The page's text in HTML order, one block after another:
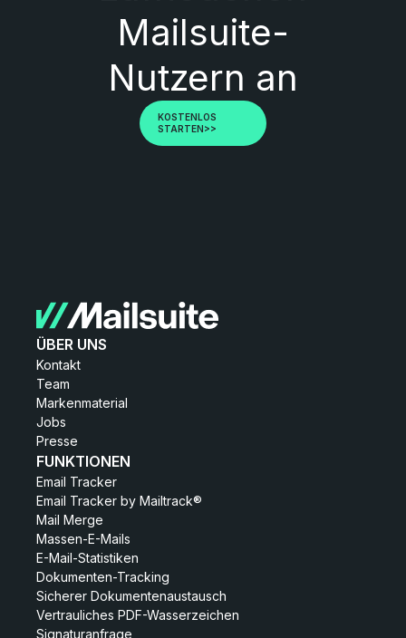
Mailsuite-
Nutzern an
KOSTENLOS
STARTEN>>
ÜBER UNS
Kontakt
Team
Markenmaterial
Jobs
Presse
FUNKTIONEN
Email Tracker
Email Tracker by Mailtrack®
Mail Merge
Massen-E-Mails
E-Mail-Statistiken
Dokumenten-Tracking
Sicherer Dokumentenaustausch
Vertrauliches PDF-Wasserzeichen
Signaturanfrage